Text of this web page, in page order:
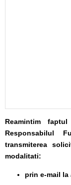
Reamintim
Responsabilul
transmiterea
modalitati:
prin e-mail la